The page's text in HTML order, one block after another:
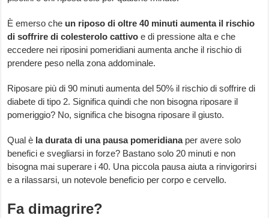
È emerso che un riposo di oltre 40 minuti aumenta il rischio
di soffrire di colesterolo cattivo e di pressione alta e che
eccedere nei riposini pomeridiani aumenta anche il rischio di
prendere peso nella zona addominale.
Riposare più di 90 minuti aumenta del 50% il rischio di soffrire di
diabete di tipo 2. Significa quindi che non bisogna riposare il
pomeriggio? No, significa che bisogna riposare il giusto.
Qual è la durata di una pausa pomeridianaper avere solo
benefici e svegliarsi in forze? Bastano solo 20 minuti e non
bisogna mai superare i 40. Una piccola pausa aiuta a rinvigorirsi
e a rilassarsi, un notevole beneficio per corpo e cervello.
Fa dimagrire?